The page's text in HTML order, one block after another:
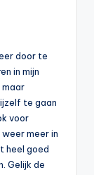
door te
in mijn
maar
te gaan
voor
meer in
heel goed
Gelijk de